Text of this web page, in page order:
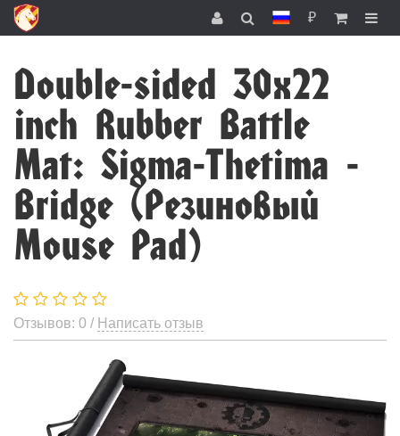
₽
Double-sided 30x22
inch Rubber Battle
Mat: Sigma-Thetima -
Bridge (Резиновый
Mouse Pad)
Отзывов: 0 / Написать отзыв